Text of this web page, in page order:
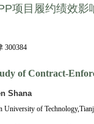
项目履约绩效影
300384
of Contract-
Shana
University of